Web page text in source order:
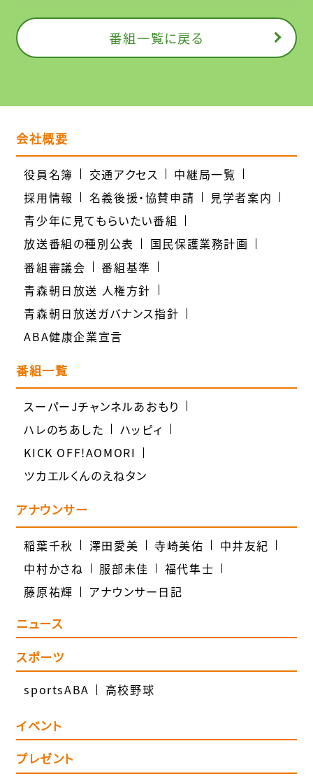
番組一覧に戻る
会社概要
役員名簿 交通アクセス
中継局一覧
採用情報
名義後援・協賛申請
見学者案内
青少年に見てもらいたい番組
放送番組の種別公表
国民保護業務計画
番組審議会
番組基準
青森朝日放送 人権方針
青森朝日放送ガバナンス指針
ABA健康企業宣言
番組一覧
スーパーJチャンネルあおもり
ハレのちあした
ハッピィ
KICK OFF!AOMORI
ツカエルくんのえねタン
アナウンサー
稲葉千秋 澤田愛美 寺崎美佑
中井友紀
中村かさね
服部未佳
福代隼士
藤原祐輝
アナウンサー日記
ニュース
スポーツ
sportsABA 高校野球
イベント
プレゼント